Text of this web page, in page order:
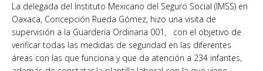
La delegada del Instituto Mexicano del Seguro Social (IMSS) en
Oaxaca, Concepción Rueda Gómez, hizo una visita de
supervisión a la Guardería Ordinaria 001, con el objetivo de
verificar todas las medidas de seguridad en las diferentes
áreas con las que funciona y que da atención a 234 infantes,